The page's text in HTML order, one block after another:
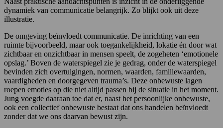
dynamiek van communicatie belangrijk. Zo blijkt ook uit deze
illustratie.
De omgeving beïnvloedt communicatie. De inrichting van een
ruimte bijvoorbeeld, maar ook toegankelijkheid, lokatie én door wat
zichtbaar en onzichtbaar in mensen speelt, de zogeheten ‘emotionele
opslag.’ Boven de waterspiegel zie je gedrag, onder de waterspiegel
bevinden zich overtuigingen, normen, waarden, familiewaarden,
vaardigheden en doorgegeven trauma’s. Deze onbewuste lagen
roepen emoties op die niet altijd passen bij de situatie in het moment.
Jung voegde daaraan toe dat er, naast het persoonlijke onbewuste,
ook een collectief onbewuste bestaat dat ons handelen beïnvloedt
zonder dat we ons daarvan bewust zijn.